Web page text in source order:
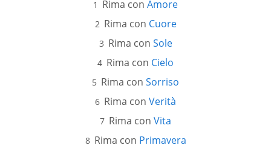
Rima con Amore
Rima con Cuore
Rima con Sole
Rima con Cielo
Rima con Sorriso
Rima con Verità
Rima con Vita
Rima con Primavera